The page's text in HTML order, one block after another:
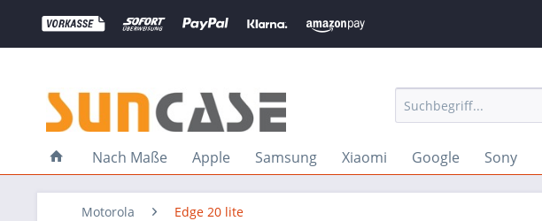
Nach Maße Apple Samsung Xiaomi Google Sony
Motorola Edge 20 lite